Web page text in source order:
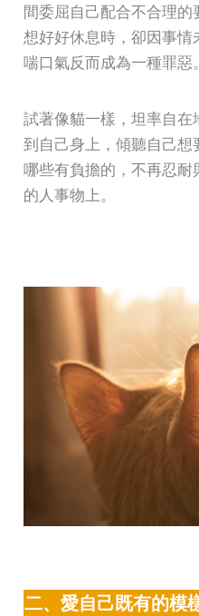
間委屈自己配合不合理
想好好休息時，卻因事情
喘口氣反而成為一種罪惡。
試著像貓一樣，坦率自
到自己身上，傾聽自己
哪些有負擔的，不再忍
的人事物上。
二、愛自己既有的模